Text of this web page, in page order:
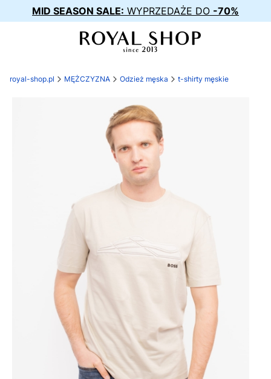
MID SEASON SALE: WYPRZEDAŻE DO -70%
royal-shop.pl MĘŻCZYZNA Odzież męska t-shirty męskie